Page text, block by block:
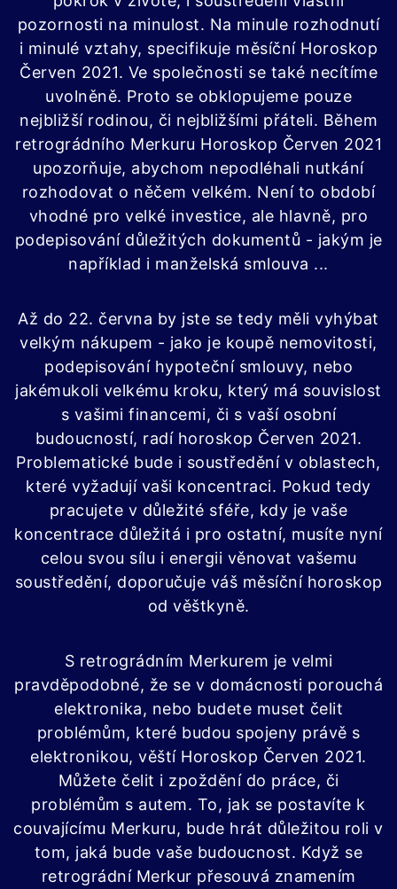
pozornosti na minulost. Na minule rozhodnutí
i minulé vztahy, specifikuje měsíční Horoskop
Červen 2021. Ve společnosti se také necítíme
uvolněně. Proto se obklopujeme pouze
nejbližší rodinou, či nejbližšími přáteli. Během
retrográdního Merkuru Horoskop Červen 2021
upozorňuje, abychom nepodléhali nutkání
rozhodovat o něčem velkém. Není to období
vhodné pro velké investice, ale hlavně, pro
podepisování důležitých dokumentů - jakým je
například i manželská smlouva ...
Až do 22. června by jste se tedy měli vyhýbat
velkým nákupem - jako je koupě nemovitosti,
podepisování hypoteční smlouvy, nebo
jakémukoli velkému kroku, který má souvislost
s vašimi financemi, či s vaší osobní
budoucností, radí horoskop Červen 2021.
Problematické bude i soustředění v oblastech,
které vyžadují vaši koncentraci. Pokud tedy
pracujete v důležité sféře, kdy je vaše
koncentrace důležitá i pro ostatní, musíte nyní
celou svou sílu i energii věnovat vašemu
soustředění, doporučuje váš měsíční horoskop
od věštkyně.
S retrográdním Merkurem je velmi
pravděpodobné, že se v domácnosti porouchá
elektronika, nebo budete muset čelit
problémům, které budou spojeny právě s
elektronikou, věští Horoskop Červen 2021.
Můžete čelit i zpoždění do práce, či
problémům s autem. To, jak se postavíte k
couvajícímu Merkuru, bude hrát důležitou roli v
tom, jaká bude vaše budoucnost. Když se
retrográdní Merkur přesouvá znamením